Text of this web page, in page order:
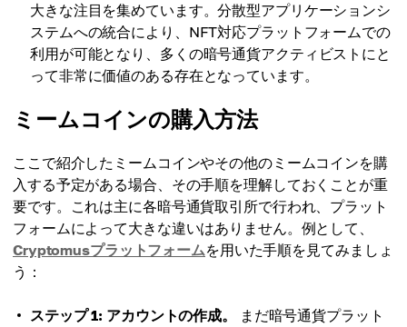
大きな注目を集めています。分散型アプリケーションシ
ステムへの統合により、NFT対応プラットフォームでの
利用が可能となり、多くの暗号通貨アクティビストにと
って非常に価値のある存在となっています。
ミームコインの購入方法
ここで紹介したミームコインやその他のミームコインを購
入する予定がある場合、その手順を理解しておくことが重
要です。これは主に各暗号通貨取引所で行われ、プラット
フォームによって大きな違いはありません。例として、
Cryptomusプラットフォームを用いた手順を見てみましょ
う：
ステップ 1: アカウントの作成。
まだ暗号通貨プラット